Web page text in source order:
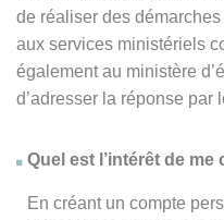
de réaliser des démarches
aux services ministériels
également au ministère
d’adresser la réponse par
Quel est l’intérêt de
En créant un compte